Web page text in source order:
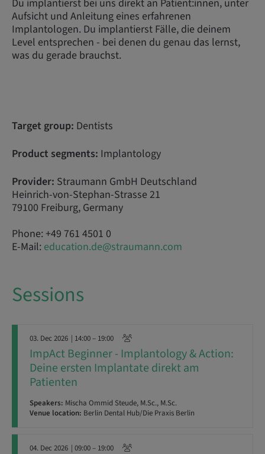
Du implantierst bei uns direkt an Patient:innen, unter
Aufsicht und Anleitung eines erfahrenen
Implantologen. Du implantierst Fälle, die deinem
Level entsprechen - bei denen du genau das lernst,
was du gerade brauchst.
Target group: Dentists
Product segments: Implantology
Provider: Straumann GmbH Deutschland
Heinrich-von-Stephan-Strasse 21
79100 Freiburg, Germany
Phone: +49 761 4501 0
E-Mail: education.de@straumann.com
Sessions
03. Dec 2026 | 14:00 – 19:00
ImpAct Beginner - Implantology & Action:
Deine ersten Implantate direkt am
Patienten
Speakers: Mischa Ommid Steude, M.Sc., M.Sc.
Venue location: Berlin Dental Hub/Die Praxis Berlin
04. Dec 2026 | 09:00 – 19:00